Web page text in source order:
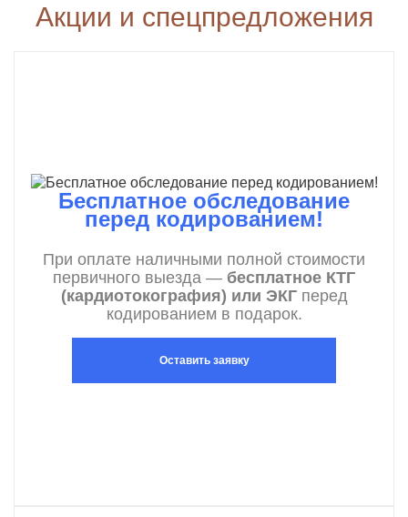
Акции и спецпредложения
Бесплатное обследование
перед кодированием!
При оплате наличными полной стоимости
первичного выезда — бесплатное КТГ
(кардиотокография) или ЭКГперед
кодированием в подарок.
Оставить заявку